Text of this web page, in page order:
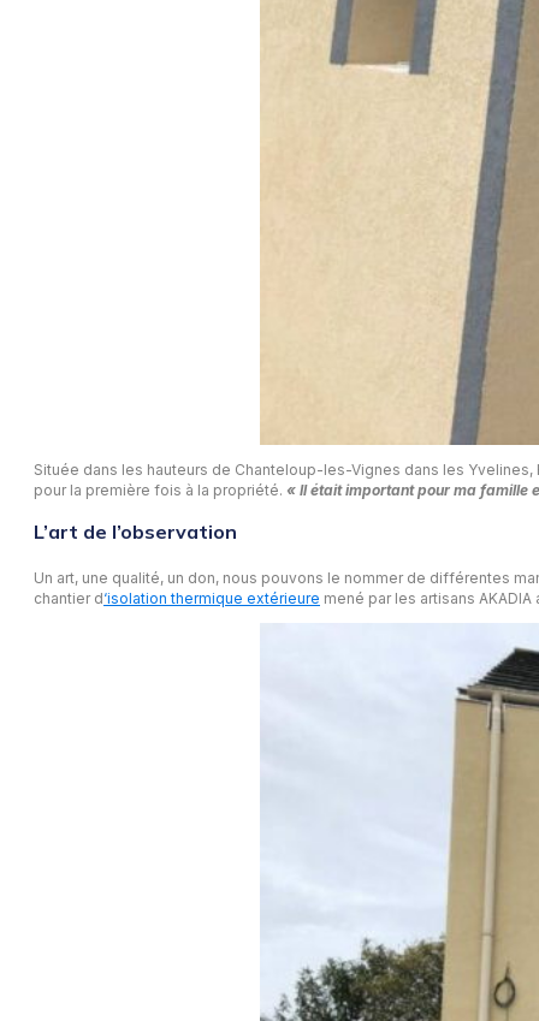
Située dans les hauteurs de Chanteloup-les-Vignes dans les
pour la première fois à la propriété. « Il était important pour ma famille
L’art de l’observation
Un art, une qualité, un don, nous pouvons le nommer de différentes
chantier d‘isolation thermique extérieure mené par les artisans